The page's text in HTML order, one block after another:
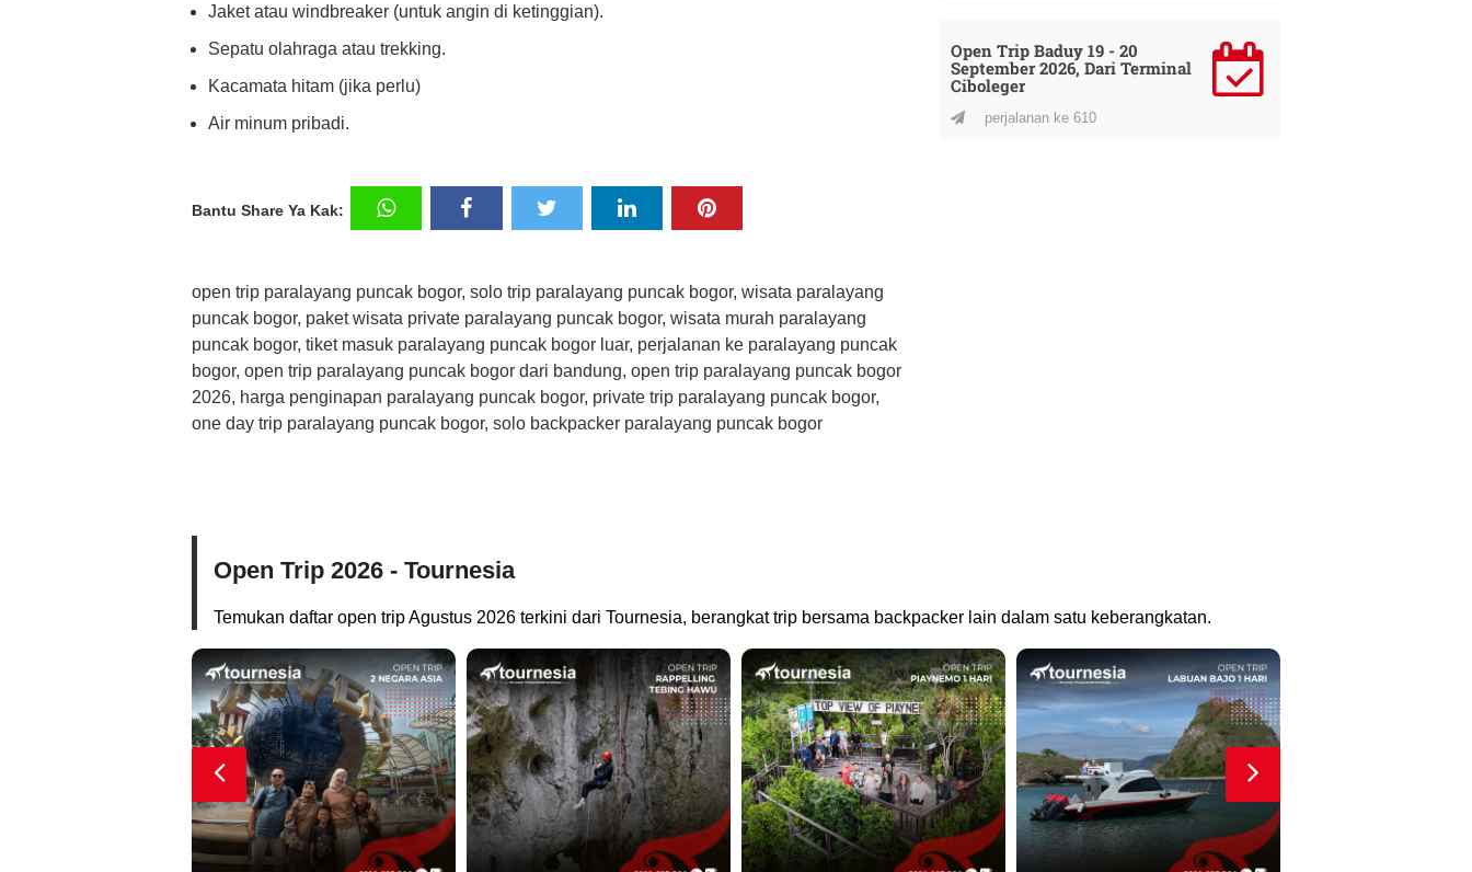
Jaket atau windbreaker (untuk angin di ketinggian).
Sepatu olahraga atau trekking.
Kacamata hitam (jika perlu)
Air minum pribadi.
Bantu Share Ya Kak:
open trip paralayang puncak bogor, solo trip paralayang puncak bogor, wisata paralayang
puncak bogor, paket wisata private paralayang puncak bogor, wisata murah paralayang
puncak bogor, tiket masuk paralayang puncak bogor luar, perjalanan ke paralayang puncak
bogor, open trip paralayang puncak bogor dari bandung, open trip paralayang puncak bogor
2026, harga penginapan paralayang puncak bogor, private trip paralayang puncak bogor,
one day trip paralayang puncak bogor, solo backpacker paralayang puncak bogor
Open Trip Baduy 19 - 20
September 2026, Dari Terminal
Ciboleger
perjalanan ke 610
Open Trip 2026 - Tournesia
Temukan daftar open trip Agustus 2026 terkini dari Tournesia, berangkat trip bersama backpacker lain dalam satu keberangkatan.